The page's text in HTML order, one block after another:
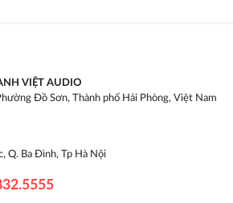
VIỆT AUDIO
Đồ Sơn, Thành phố Hải Phòng, Việt Nam
Q. Ba Đình, Tp Hà Nội